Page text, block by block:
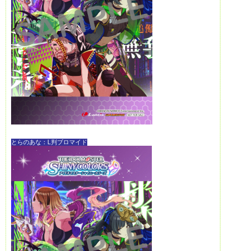
とらのあな：L判ブロマイド